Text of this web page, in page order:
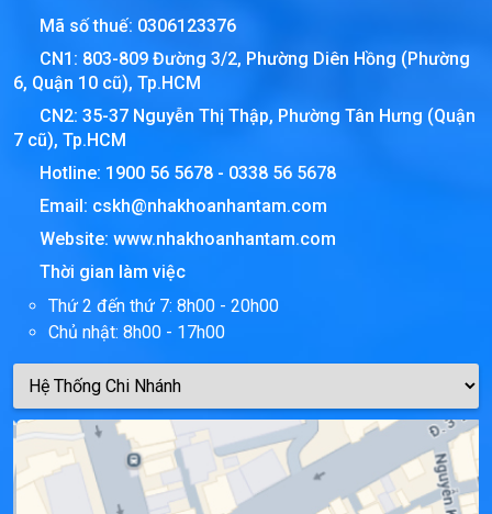
Mã số thuế: 0306123376
CN1: 803-809 Đường 3/2, Phường Diên Hồng (Phường
6, Quận 10 cũ), Tp.HCM
CN2: 35-37 Nguyễn Thị Thập, Phường Tân Hưng (Quận
7 cũ), Tp.HCM
Hotline: 1900 56 5678 - 0338 56 5678
Email: cskh@nhakhoanhantam.com
Website: www.nhakhoanhantam.com
Thời gian làm việc
Thứ 2 đến thứ 7: 8h00 - 20h00
Chủ nhật: 8h00 - 17h00